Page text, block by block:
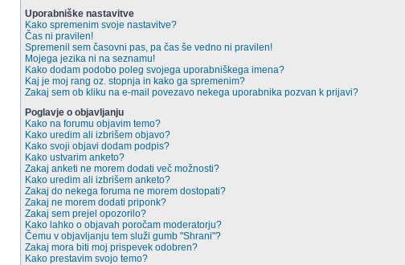
Uporabniške nastavitve
Kako spremenim svoje nastavitve?
Čas ni pravilen!
Spremenil sem časovni pas, pa čas še vedno ni pravilen!
Mojega jezika ni na seznamu!
Kako dodam podobo poleg svojega uporabniškega imena?
Kaj je moj rang oz. stopnja in kako ga spremenim?
Zakaj sem ob kliku na e-mail povezavo nekega uporabnika pozvan k prijavi?
Poglavje o objavljanju
Kako na forumu objavim temo?
Kako uredim ali izbrišem objavo?
Kako svoji objavi dodam podpis?
Kako ustvarim anketo?
Zakaj anketi ne morem dodati več možnosti?
Kako uredim ali izbrišem anketo?
Zakaj do nekega foruma ne morem dostopati?
Zakaj ne morem dodati priponk?
Zakaj sem prejel opozorilo?
Kako lahko o objavah poročam moderatorju?
Čemu v objavljanju tem služi gumb "Shrani"?
Zakaj mora biti moj prispevek odobren?
Kako prestavim svojo temo?